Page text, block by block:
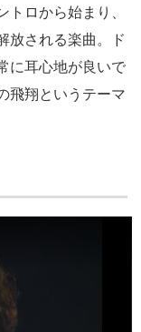
ロから始まり、
放される楽曲。ド
に耳心地が良いで
飛翔というテーマ